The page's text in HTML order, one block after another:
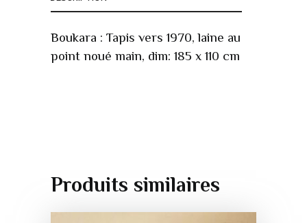
Boukara : Tapis vers 1970, laine au
point noué main, dim: 185 x 110 cm
Produits similaires